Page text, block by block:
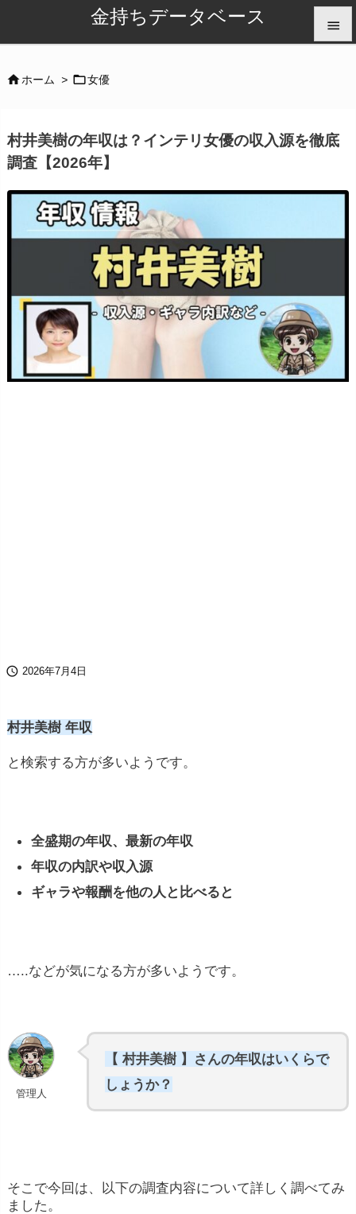
金持ちデータベース 


ホーム > 女優
村井美樹の年収は？インテリ女優の収入源を徹底
調査【2026年】
 2026年7月4日
村井美樹 年収
と検索する方が多いようです。
全盛期の年収、最新の年収
年収の内訳や収入源
ギャラや報酬を他の人と比べると
…..などが気になる方が多いようです。
管理人
【 村井美樹 】さんの年収はいくらで
しょうか？
そこで今回は、以下の調査内容について詳しく調べてみ
ました。